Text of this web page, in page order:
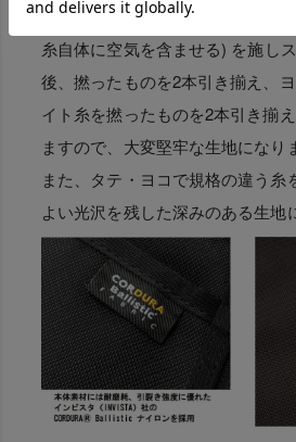
タテ糸は500Dのブライト糸をATY
糸自体に空気を含ませる) を施し
後、撚ったものを2本引き揃え、
イト糸を撚ったものを2本引き揃
ますので、大変堅牢な生地になり
また、タテ・ヨコで規格の違う糸
よい光沢を残した深みのある生地